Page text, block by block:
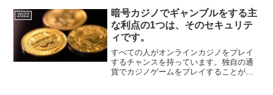
った際にはより資金を増やすことができ
ます。ゲームで勝利した勝...
2022
暗号カジノでギャンブルをする主
な利点の1つは、そのセキュリテ
ィです。
すべての人がオンラインカジノをプレイ
するチャンスを持っています。独自の通
貨でカジノゲームをプレイすることがで